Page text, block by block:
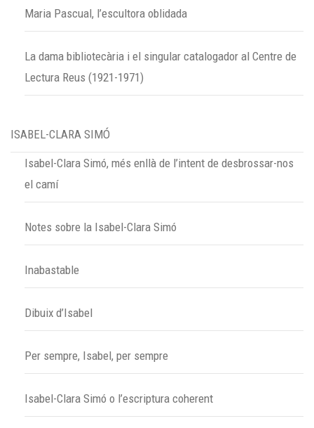
Maria Pascual, l’escultora oblidada
La dama bibliotecària i el singular catalogador al Centre de
Lectura Reus (1921-1971)
ISABEL-CLARA SIMÓ
Isabel-Clara Simó, més enllà de l’intent de desbrossar-nos
el camí
Notes sobre la Isabel-Clara Simó
Inabastable
Dibuix d’Isabel
Per sempre, Isabel, per sempre
Isabel-Clara Simó o l’escriptura coherent